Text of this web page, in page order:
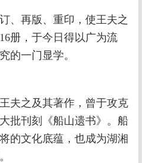
、再版、重印，使王夫之
册，于今日得以广为流
的一门显学。
夫之及其著作，曾于攻克
批刊刻《船山遗书》。船
的文化底蕴，也成为湖湘